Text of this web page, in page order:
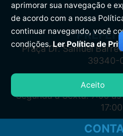
Praça Dr. Samuel
39340-
Segunda à Sexta: 7:00
17:00
aprimorar sua navegação e
de acordo com a nossa
continuar navegando, você
condições.Ler Política de
Aceito